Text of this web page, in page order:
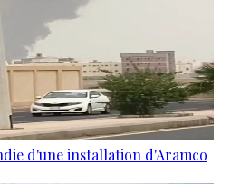
d'une installation d'Aramco